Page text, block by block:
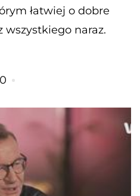
łatwiej o dobre
wszystkiego naraz.
0